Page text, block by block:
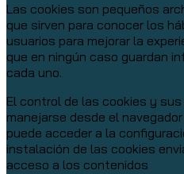
Las cookies son pequeños
que sirven para conocer los
usuarios para mejorar la
que en ningún caso guardan
cada uno.
El control de las cookies y
manejarse desde el
puede acceder a la
instalación de las cookies
acceso a los contenidos